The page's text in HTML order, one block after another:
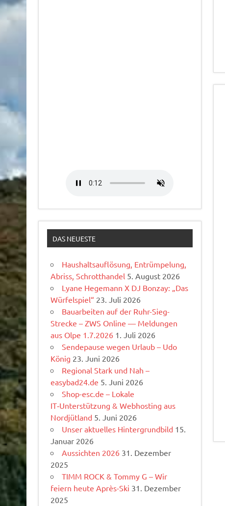
DAS NEUESTE
Haushaltsauflösung, Entrümpelung,
Abriss, Schrotthandel 5. August 2026
Lyane Hegemann X DJ Bonzay: „Das
Würfelspiel“ 23. Juli 2026
Bauarbeiten auf der Ruhr-Sieg-
Strecke – ZWS Online — Meldungen
aus Olpe 1.7.2026 1. Juli 2026
Sendepause wegen Urlaub – Udo
König 23. Juni 2026
Regional Stark und Nah –
easybad24.de 5. Juni 2026
Shop-esc.de – Lokale
IT‑Unterstützung & Webhosting aus
Nordjütland 5. Juni 2026
Unser aktuelles Hintergrundbild 15.
Januar 2026
Aussichten 2026 31. Dezember
2025
TIMM ROCK & Tommy G – Wir
feiern heute Après-Ski 31. Dezember
2025